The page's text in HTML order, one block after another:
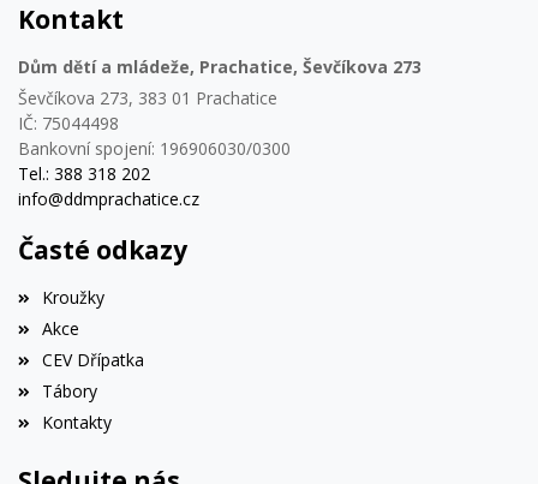
Kontakt
Dům dětí a mládeže, Prachatice, Ševčíkova 273
Ševčíkova 273, 383 01 Prachatice
IČ: 75044498
Bankovní spojení: 196906030/0300
Tel.: 388 318 202
info@ddmprachatice.cz
Časté odkazy
Kroužky
Akce
CEV Dřípatka
Tábory
Kontakty